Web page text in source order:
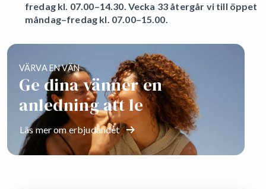
fredag kl. 07.00–14.30. Vecka 33 återgår vi till öppet
måndag–fredag kl. 07.00–15.00.
VÄRVA EN VÄN
Ge dina vänner en
anledning att le
Läs mer om erbjudandet